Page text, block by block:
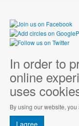
In order to
online
uses
By using our website,